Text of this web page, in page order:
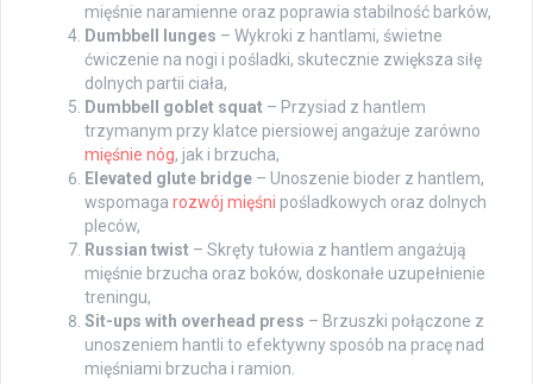
mięśnie naramienne oraz poprawia stabilność barków,
Dumbbell lunges – Wykroki z hantlami, świetne
ćwiczenie na nogi i pośladki, skutecznie zwiększa siłę
dolnych partii ciała,
Dumbbell goblet squat – Przysiad z hantlem
trzymanym przy klatce piersiowej angażuje zarówno
mięśnie nóg, jak i brzucha,
Elevated glute bridge – Unoszenie bioder z hantlem,
wspomaga rozwój mięśni pośladkowych oraz dolnych
pleców,
Russian twist – Skręty tułowia z hantlem angażują
mięśnie brzucha oraz boków, doskonałe uzupełnienie
treningu,
Sit-ups with overhead press – Brzuszki połączone z
unoszeniem hantli to efektywny sposób na pracę nad
mięśniami brzucha i ramion.